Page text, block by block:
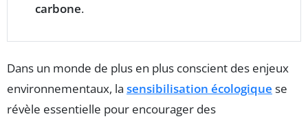
carbone.
Dans un monde de plus en plus conscient des enjeux
environnementaux, la sensibilisation écologique se
révèle essentielle pour encourager des